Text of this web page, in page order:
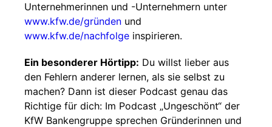
Unternehmerinnen und -Unternehmern unter
www.kfw.de/gründen und
www.kfw.de/nachfolge inspirieren.
Ein besonderer Hörtipp: Du willst lieber aus
den Fehlern anderer lernen, als sie selbst zu
machen? Dann ist dieser Podcast genau das
Richtige für dich: Im Podcast „Ungeschönt“ der
KfW Bankengruppe sprechen Gründerinnen und